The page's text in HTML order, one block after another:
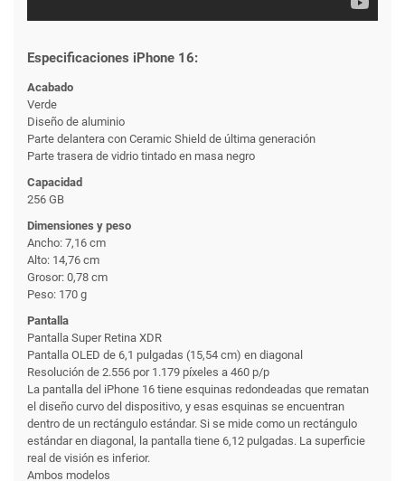
Especificaciones iPhone 16:
Acabado
Verde
Diseño de aluminio
Parte delantera con Ceramic Shield de última generación
Parte trasera de vidrio tintado en masa negro
Capacidad
256 GB
Dimensiones y peso
Ancho: 7,16 cm
Alto: 14,76 cm
Grosor: 0,78 cm
Peso: 170 g
Pantalla
Pantalla Super Retina XDR
Pantalla OLED de 6,1 pulgadas (15,54 cm) en diagonal
Resolución de 2.556 por 1.179 píxeles a 460 p/p
La pantalla del iPhone 16 tiene esquinas redondeadas que rematan
el diseño curvo del dispositivo, y esas esquinas se encuentran
dentro de un rectángulo estándar. Si se mide como un rectángulo
estándar en diagonal, la pantalla tiene 6,12 pulgadas. La superficie
real de visión es inferior.
Ambos modelos